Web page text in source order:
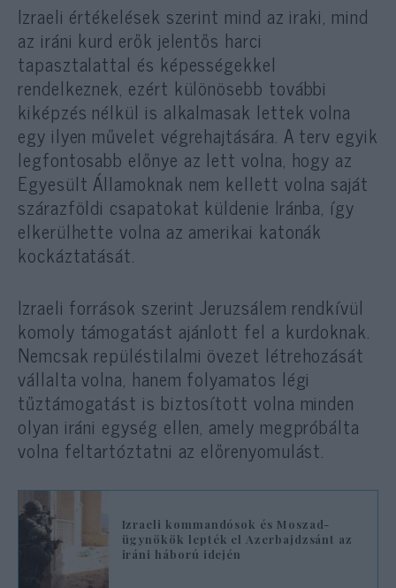
Izraeli értékelések szerint mind az iraki, mind
az iráni kurd erők jelentős harci
tapasztalattal és képességekkel
rendelkeznek, ezért különösebb további
kiképzés nélkül is alkalmasak lettek volna
egy ilyen művelet végrehajtására. A terv egyik
legfontosabb előnye az lett volna, hogy az
Egyesült Államoknak nem kellett volna saját
szárazföldi csapatokat küldenie Iránba, így
elkerülhette volna az amerikai katonák
kockáztatását.
Izraeli források szerint Jeruzsálem rendkívül
komoly támogatást ajánlott fel a kurdoknak.
Nemcsak repüléstilalmi övezet létrehozását
vállalta volna, hanem folyamatos légi
tűztámogatást is biztosított volna minden
olyan iráni egység ellen, amely megpróbálta
volna feltartóztatni az előrenyomulást.
Izraeli kommandósok és Moszad-
ügynökök lepték el Azerbajdzsánt az
iráni háború idején